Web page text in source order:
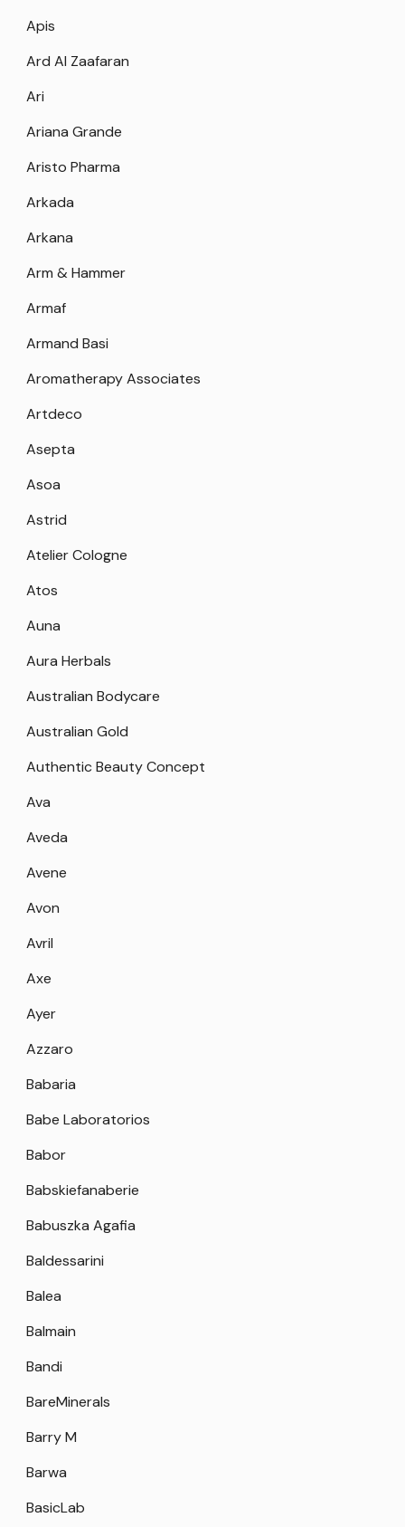
Apis
Ard Al Zaafaran
Ari
Ariana Grande
Aristo Pharma
Arkada
Arkana
Arm & Hammer
Armaf
Armand Basi
Aromatherapy Associates
Artdeco
Asepta
Asoa
Astrid
Atelier Cologne
Atos
Auna
Aura Herbals
Australian Bodycare
Australian Gold
Authentic Beauty Concept
Ava
Aveda
Avene
Avon
Avril
Axe
Ayer
Azzaro
Babaria
Babe Laboratorios
Babor
Babskiefanaberie
Babuszka Agafia
Baldessarini
Balea
Balmain
Bandi
BareMinerals
Barry M
Barwa
BasicLab